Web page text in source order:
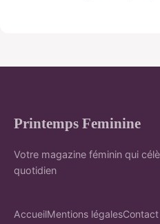
Printemps Feminine
Votre magazine féminin qui
quotidien
AccueilMentions légalesContact